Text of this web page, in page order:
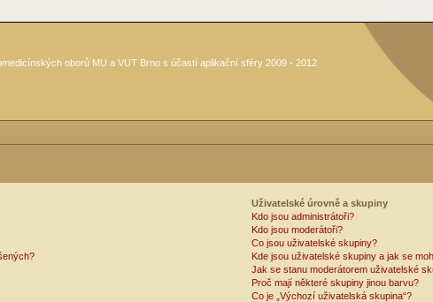
oborů MU a VUT Brno s účastí aplikační sféry 2009 - 2012
Uživatelské úrovně a skupiny
Kdo jsou administrátoři?
Kdo jsou moderátoři?
Co jsou uživatelské skupiny?
Kde jsou uživatelské skupiny a jak se
Jak se stanu moderátorem uživatelské
Proč mají některé skupiny jinou barvu?
Co je „Výchozí uživatelská skupina“?